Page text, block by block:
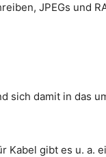
JPEGs und
sich damit in das
Kabel gibt es u. a.